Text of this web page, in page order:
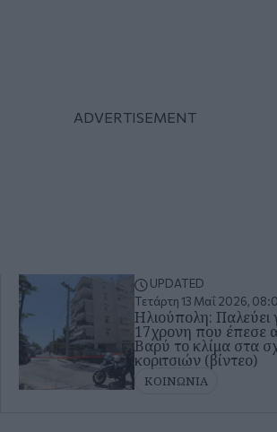
UPDATED
Τετάρτη 13 Μαΐ 2026,
Ηλιούπολη: Παλεύει
17χρονη που έπεσε
Βαρύ το κλίμα στα
κοριτσιών (βίντεο)
ΚΟΙΝΩΝΙΑ